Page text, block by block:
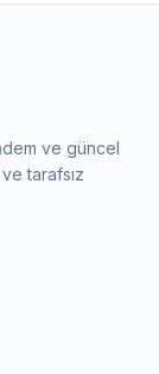
ve güncel
tarafsız